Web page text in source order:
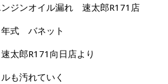
ジンオイル漏れ 速太郎R171店
式 バネット
太郎R171向日店より
も汚れていく